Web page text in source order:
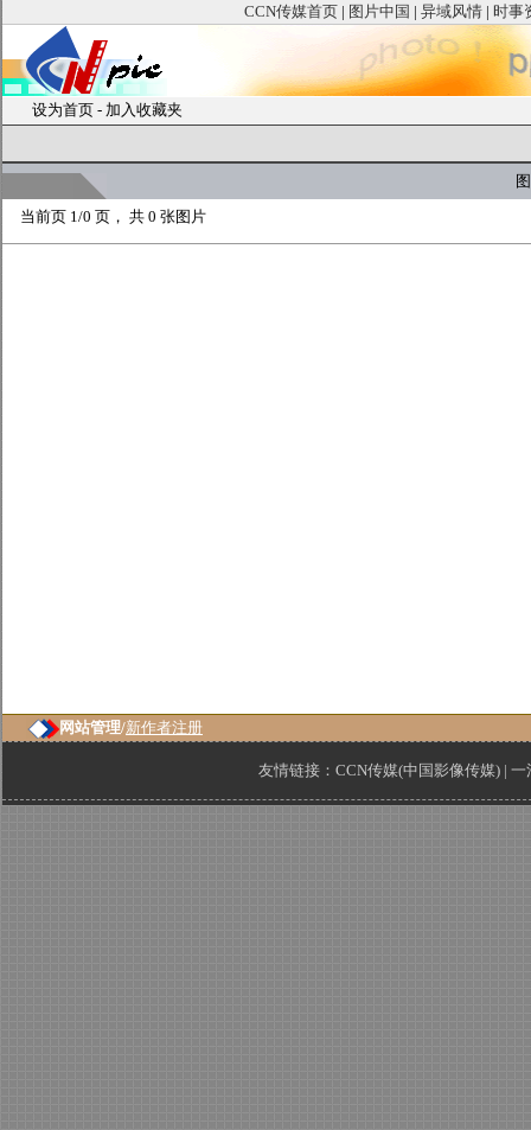
CCN传媒首页 | 图片中国 | 异域风情 | 时事
设为首页 - 加入收藏夹
图
当前页 1/0 页， 共 0 张图片
网站管理/新作者注册
友情链接： CCN传媒(中国影像传媒) | 一